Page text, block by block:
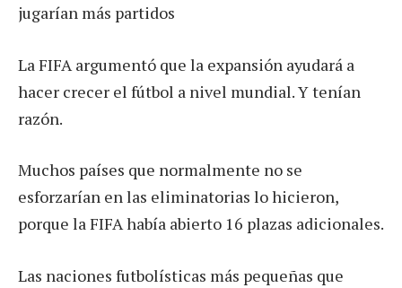
jugarían más partidos
La FIFA argumentó que la expansión ayudará a
hacer crecer el fútbol a nivel mundial. Y tenían
razón.
Muchos países que normalmente no se
esforzarían en las eliminatorias lo hicieron,
porque la FIFA había abierto 16 plazas adicionales.
Las naciones futbolísticas más pequeñas que